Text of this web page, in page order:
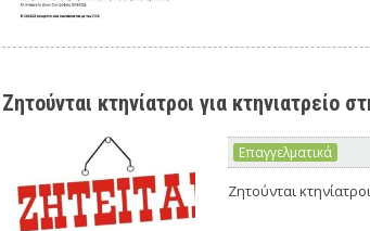
Ζητούνται κτηνίατροι για κτηνιατρείο
Επαγγελματικά
Ζητούνται